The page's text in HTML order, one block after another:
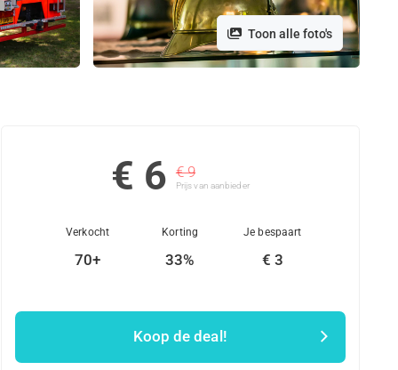
Toon alle foto's
€ 6 € 9
Prijs van aanbieder
Verkocht
70+
Korting
33%
Je bespaart
€ 3
Koop de deal!